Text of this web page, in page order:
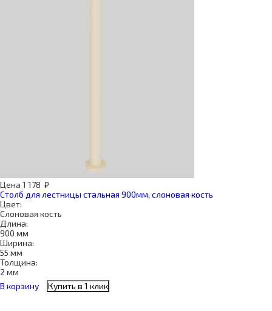
Цена 1 178 ₽
Столб для лестницы стальная 900мм, слоновая кость
Цвет:
Слоновая кость
Длина:
900 мм
Ширина:
55 мм
Толщина:
2 мм
В корзину
Купить в 1 клик